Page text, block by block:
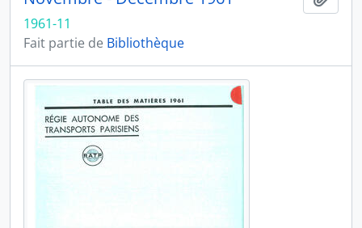
1961-11
Fait partie de Bibliothèque